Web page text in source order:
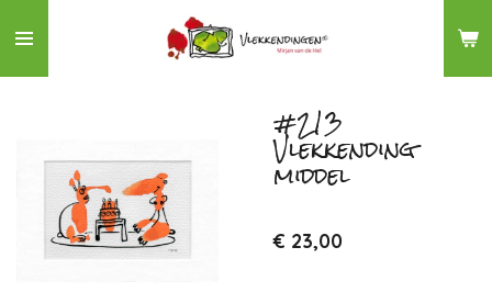
direct
naar
#213
Vlekkending
middel
€ 23,00